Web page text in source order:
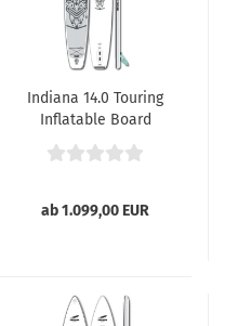
Indiana 14.0 Touring
Inflatable Board
ab 1.099,00 EUR